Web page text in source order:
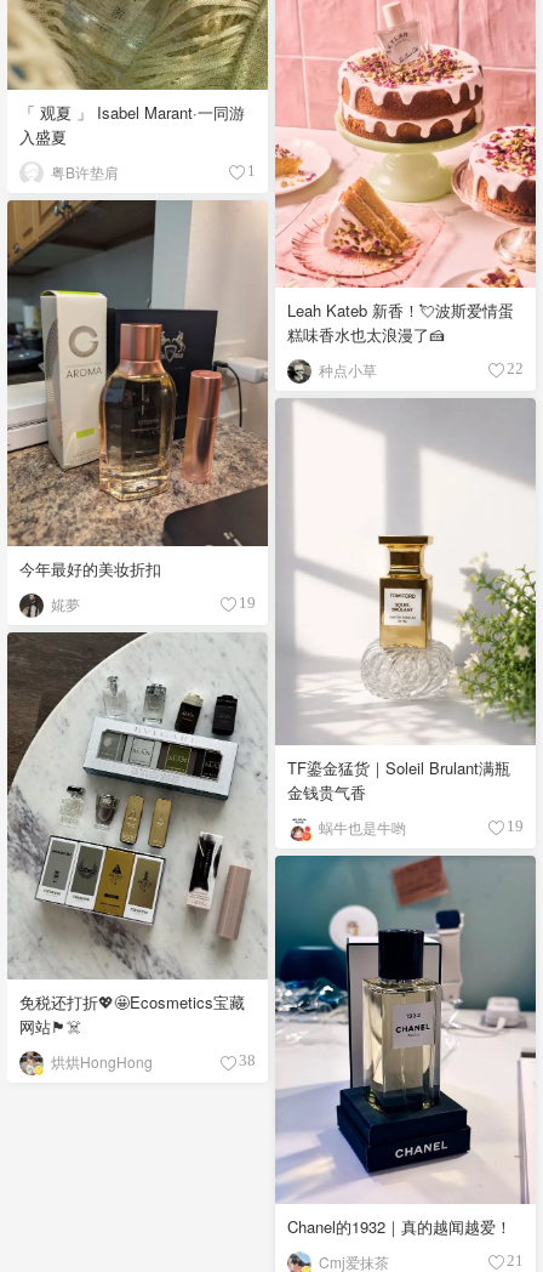
「 观夏 」 Isabel Marant·一同游
入盛夏
粤B许垫肩 1
Leah Kateb 新香！💘波斯爱情蛋
糕味香水也太浪漫了🍰
种点小草 22
今年最好的美妆折扣
婲夢 19
TF鎏金猛货｜Soleil Brulant满瓶
金钱贵气香
蜗牛也是牛哟 19
免税还打折💖🤩Ecosmetics宝藏
网站🏴‍☠️
烘烘HongHong 38
Chanel的1932｜真的越闻越爱！
Cmj爱抹茶 21